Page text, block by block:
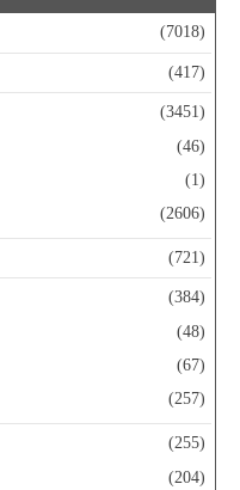
(7018)
(417)
(3451)
(46)
(1)
(2606)
(721)
(384)
(48)
(67)
(257)
(255)
(204)